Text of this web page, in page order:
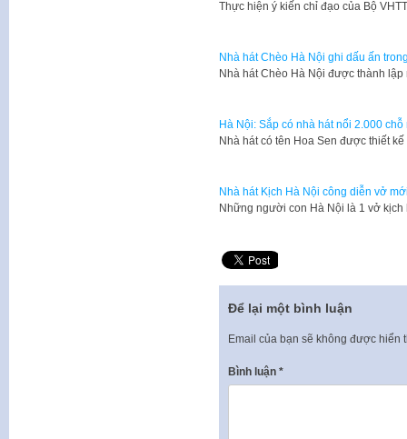
Thực hiện ý kiến chỉ đạo của Bộ
Nhà hát Chèo Hà Nội ghi dấu ấn
​Nhà hát Chèo Hà Nội được thành
Hà Nội: Sắp có nhà hát nổi 2.000
Nhà hát có tên Hoa Sen được thiết
Nhà hát Kịch Hà Nội công diễn vở
Những người con Hà Nội là 1 vở
Để lại một bình luận
Email của bạn sẽ không được hiển
Bình luận *